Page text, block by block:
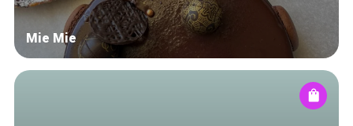
Mie Mie